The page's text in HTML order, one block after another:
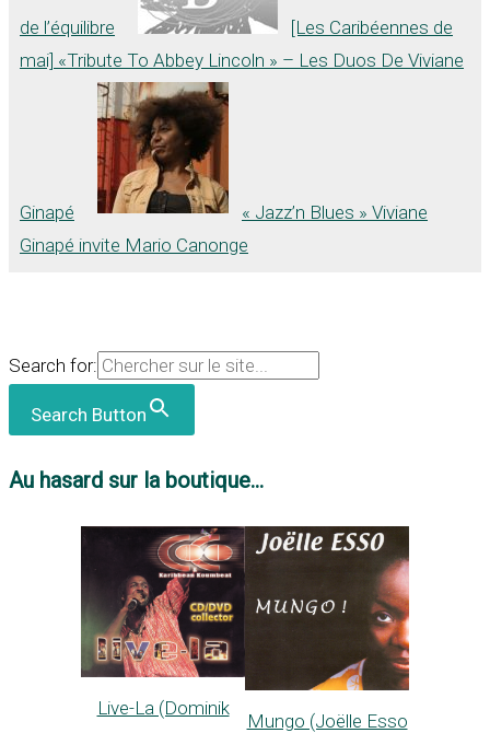
de l’équilibre
[Les Caribéennes de
mai] «Tribute To Abbey Lincoln » – Les Duos De Viviane
Ginapé
« Jazz’n Blues » Viviane
Ginapé invite Mario Canonge
Search for:
Search Button
Au hasard sur la boutique...
Live-La (Dominik
Mungo (Joëlle Esso